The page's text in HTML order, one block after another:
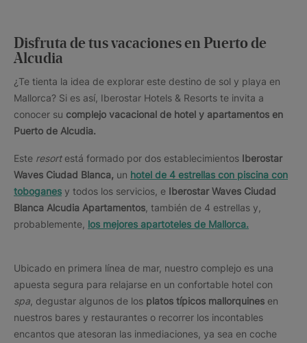
Disfruta de tus vacaciones en Puerto de
Alcudia
¿Te tienta la idea de explorar este destino de sol y playa en
Mallorca? Si es así, Iberostar Hotels & Resorts te invita a
conocer su complejo vacacional de hotel y apartamentos en
Puerto de Alcudia.
Este resortestá formado por dos establecimientos Iberostar
Waves Ciudad Blanca, un hotel de 4 estrellas con piscina con
toboganes y todos los servicios, e Iberostar Waves Ciudad
Blanca Alcudia Apartamentos , también de 4 estrellas y,
probablemente, los mejores apartoteles de Mallorca.
Ubicado en primera línea de mar, nuestro complejo es una
apuesta segura para relajarse en un confortable hotel con
spa , degustar algunos de los platos típicos mallorquines en
nuestros bares y restaurantes o recorrer los incontables
encantos que atesoran las inmediaciones, ya sea en coche